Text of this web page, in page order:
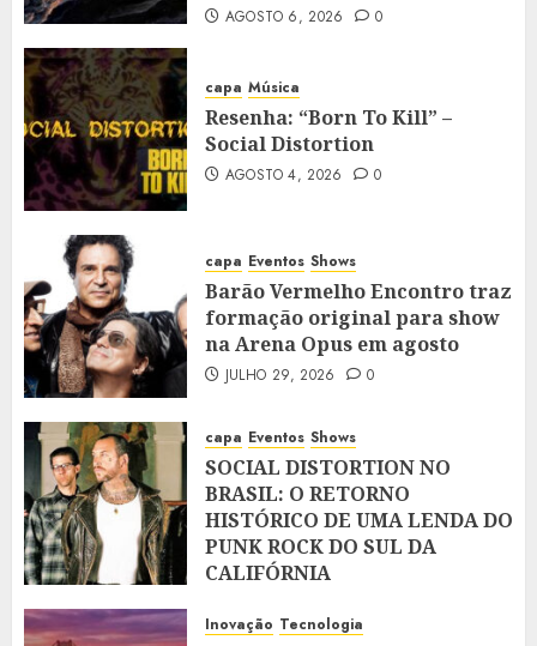
AGOSTO 6, 2026 0
capa Música
Resenha: “Born To Kill” –
Social Distortion
AGOSTO 4, 2026 0
capa Eventos Shows
Barão Vermelho Encontro traz
formação original para show
na Arena Opus em agosto
JULHO 29, 2026 0
capa Eventos Shows
SOCIAL DISTORTION NO
BRASIL: O RETORNO
HISTÓRICO DE UMA LENDA DO
PUNK ROCK DO SUL DA
CALIFÓRNIA
Inovação Tecnologia